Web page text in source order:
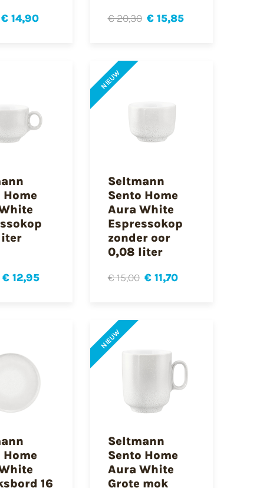
€ 14,90 € 20,30 € 15,85
Home
€ 12,95
NIEUW
Seltmann
Sento Home
Aura White
Espressokop
zonder oor
0,08 liter
€ 15,00 € 11,70
Home
16
NIEUW
Seltmann
Sento Home
Aura White
Grote mok